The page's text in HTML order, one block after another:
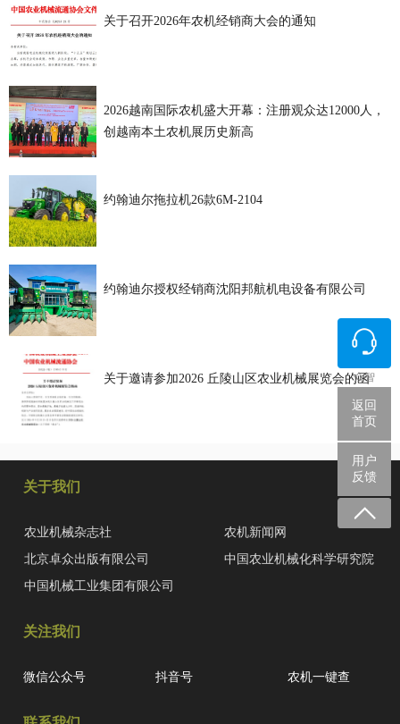
关于召开2026年农机经销商大会的通知
2026越南国际农机盛大开幕：注册观众达12000人，
创越南本土农机展历史新高
约翰迪尔拖拉机26款6M-2104
约翰迪尔授权经销商沈阳邦航机电设备有限公司
关于邀请参加2026 丘陵山区农业机械展览会的函
众智
返回
首页
用户
反馈
关于我们
农业机械杂志社
农机新闻网
北京卓众出版有限公司
中国农业机械化科学研究院
中国机械工业集团有限公司
关注我们
微信公众号 抖音号 农机一键查